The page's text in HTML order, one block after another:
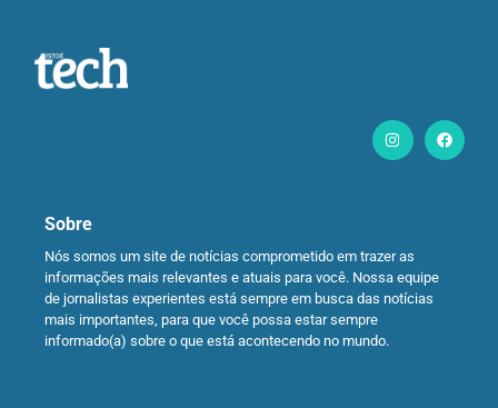
Sobre
Nós somos um site de notícias comprometido em trazer as
informações mais relevantes e atuais para você. Nossa equipe
de jornalistas experientes está sempre em busca das notícias
mais importantes, para que você possa estar sempre
informado(a) sobre o que está acontecendo no mundo.